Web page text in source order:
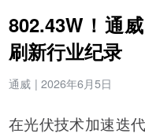
802.43W！通
刷新行业纪录
通威 | 2026年6月5日
在光伏技术加速迭